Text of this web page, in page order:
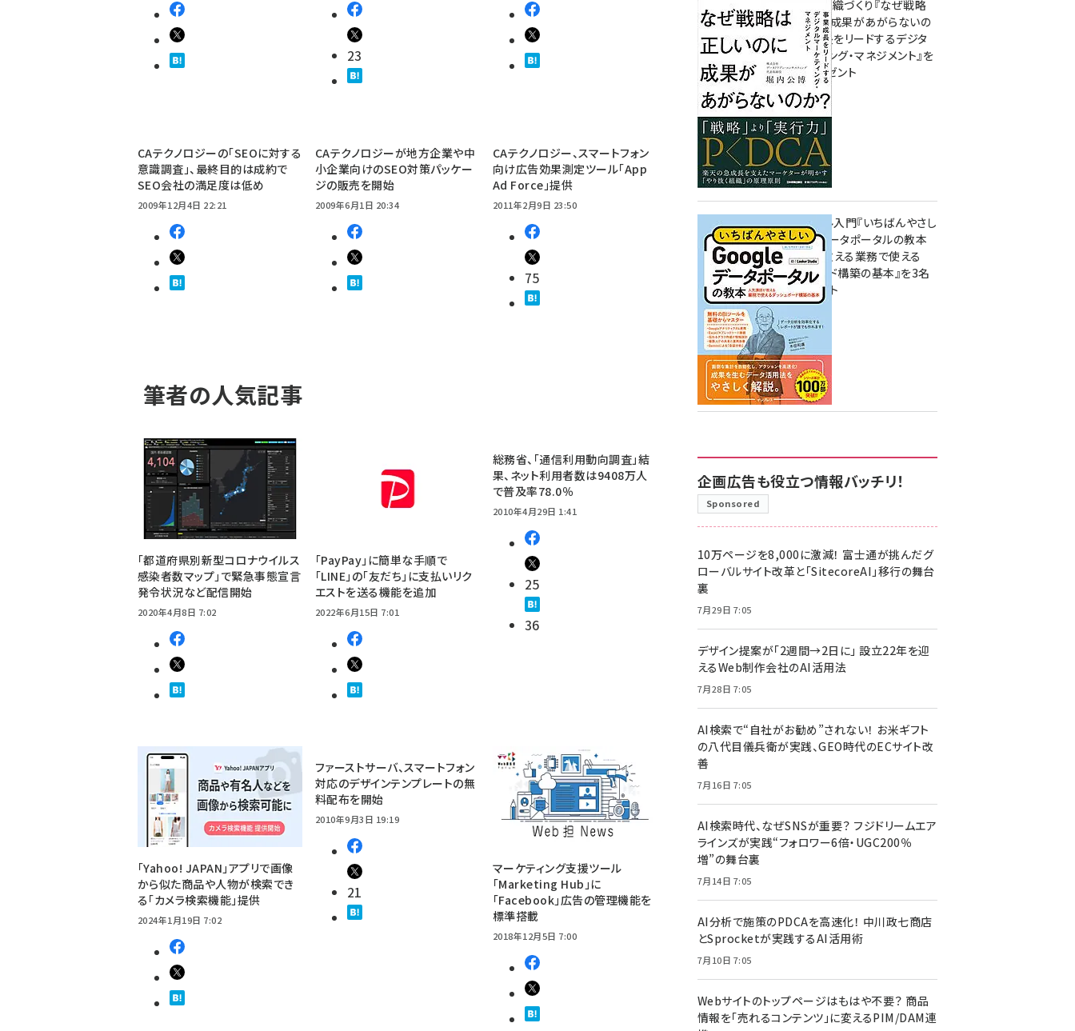
23
CAテクノロジーの「SEOに対する
意識調査」、最終目的は成約で
SEO会社の満足度は低め
2009年12月4日 22:21
CAテクノロジーが地方企業や中
小企業向けのSEO対策パッケー
ジの販売を開始
2009年6月1日 20:34
CAテクノロジー、スマートフォン
向け広告効果測定ツール「App
Ad Force」提供
2011年2月9日 23:50
75
筆者の人気記事
「都道府県別新型コロナウイルス
感染者数マップ」で緊急事態宣言
発令状況など配信開始
2020年4月8日 7:02
「PayPay」に簡単な手順で
「LINE」の「友だち」に支払いリク
エストを送る機能を追加
2022年6月15日 7:01
総務省、「通信利用動向調査」結
果、ネット利用者数は9408万人
で普及率78.0％
2010年4月29日 1:41
25
36
「Yahoo! JAPAN」アプリで画像
から似た商品や人物が検索でき
る「カメラ検索機能」提供
2024年1月19日 7:02
ファーストサーバ、スマートフォン
対応のデザインテンプレートの無
料配布を開始
2010年9月3日 19:19
21
マーケティング支援ツール
「Marketing Hub」に
「Facebook」広告の管理機能を
標準搭載
2018年12月5日 7:00
成果を生む組織づくり『なぜ戦略
は正しいのに成果があがらないの
か？ 事業成長をリードするデジタ
ルマーケティング・マネジメント』を
3名様にプレゼント
10:00
無料BIツール入門『いちばんやさし
いGoogleデータポータルの教本
人気講師が教える業務で使える
ダッシュボード構築の基本』を3名
様にプレゼント
7月31日 10:00
企画広告も役立つ情報バッチリ！
Sponsored
10万ページを8,000に激減！ 富士通が挑んだグ
ローバルサイト改革と「SitecoreAI」移行の舞台
裏
7月29日 7:05
デザイン提案が「2週間→2日に」 設立22年を迎
えるWeb制作会社のAI活用法
7月28日 7:05
AI検索で“自社がお勧め”されない！ お米ギフト
の八代目儀兵衛が実践、GEO時代のECサイト改
善
7月16日 7:05
AI検索時代、なぜSNSが重要？ フジドリームエア
ラインズが実践“フォロワー6倍・UGC200％
増”の舞台裏
7月14日 7:05
AI分析で施策のPDCAを高速化！ 中川政七商店
とSprocketが実践するAI活用術
7月10日 7:05
Webサイトのトップページはもはや不要？ 商品
情報を「売れるコンテンツ」に変えるPIM/DAM連